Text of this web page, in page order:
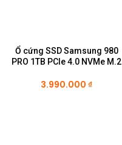
Ổ cứng SSD Samsung 980
PRO 1TB PCIe 4.0 NVMe M.2
3.990.000 ₫